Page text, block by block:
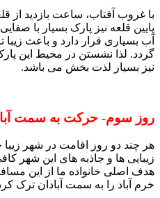
با غروب آفتاب، ساعت بازدید از
پایین قلعه نیز پارک بسیار با
آب بسیاری قرار دارد و باعث
گردد. لذا نشستن در محیط این
نیز بسیار لذت بخش می باشد.
روز سوم- حرکت به سمت
هر چند دو روز اقامت در شهر زیبا
زیبایی ها و جاذبه های این شهر
هدف اصلی خانواده ما از این
خرم آباد را به سمت آبادان ترک